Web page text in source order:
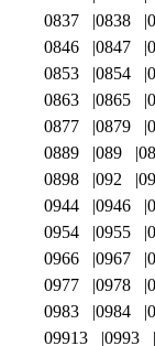
0837
0838
0846
0847
0853
0854
0863
0865
0877
0879
0889
089
0898
092
0944
0946
0954
0955
0966
0967
0977
0978
0983
0984
09913
0993